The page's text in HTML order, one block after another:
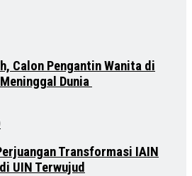
Calon Pengantin Wanita di
Dunia
Transformasi IAIN
UIN Terwujud